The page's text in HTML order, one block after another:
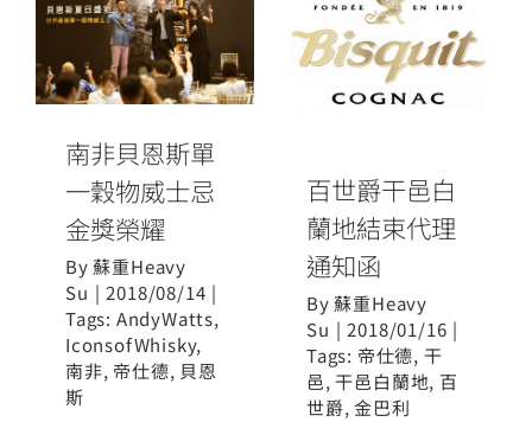
南非貝恩斯單
一穀物威士忌
金獎榮耀
南非貝恩斯單
一穀物威士忌
金獎榮耀
By蘇重Heavy
Su | 2018/08/14 |
Tags: AndyWatts,
IconsofWhisky,
南非, 帝仕德, 貝恩
斯
百世爵干邑白
蘭地結束代理
通知函
百世爵干邑白
蘭地結束代理
通知函
By蘇重Heavy
Su | 2018/01/16 |
Tags: 帝仕德, 干
邑,干邑白蘭地, 百
世爵,金巴利